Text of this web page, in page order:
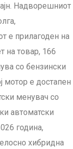
Надворешниот
е прилагоден на
на товар, 166
со бензински
мотор е достапен
менувач со
автоматски
година,
хибридна